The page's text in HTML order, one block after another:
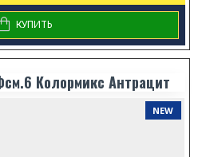
КУПИТЬ
Колормикс Антрацит
NEW